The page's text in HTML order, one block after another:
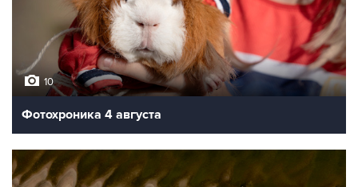
10
Фотохроника 4 августа